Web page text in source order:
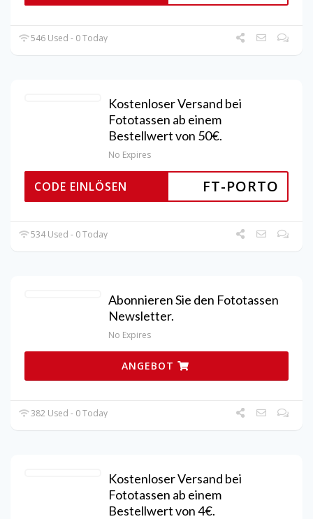
546 Used - 0 Today
Kostenloser Versand bei
Fototassen ab einem
Bestellwert von 50€.
No Expires
FT-PORTO
CODE EINLÖSEN
534 Used - 0 Today
Abonnieren Sie den Fototassen
Newsletter.
No Expires
ANGEBOT
382 Used - 0 Today
Kostenloser Versand bei
Fototassen ab einem
Bestellwert von 4€.